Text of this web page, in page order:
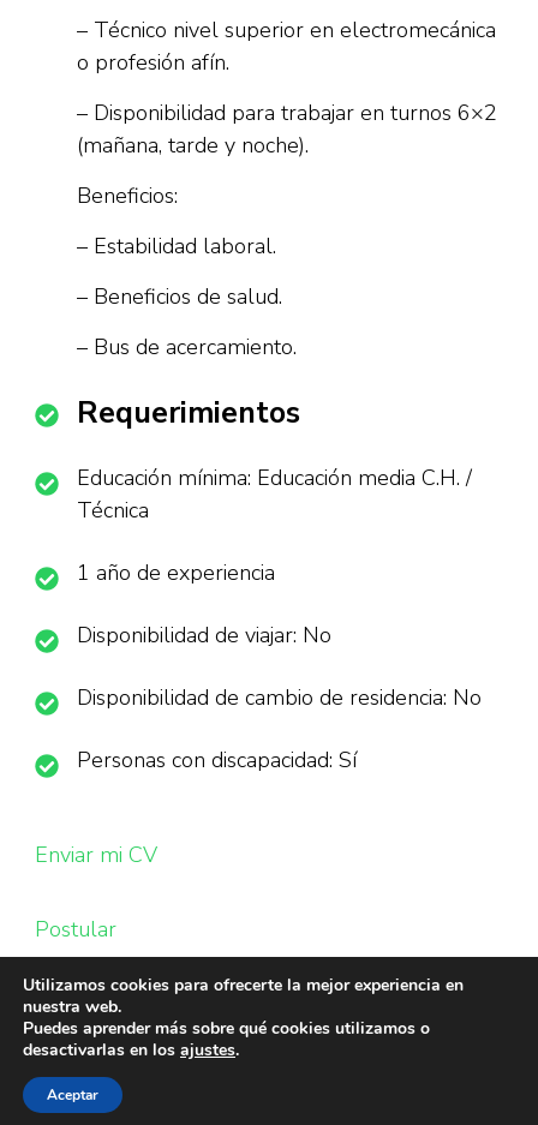
– Técnico nivel superior en electromecánica
o profesión afín.
– Disponibilidad para trabajar en turnos 6×2
(mañana, tarde y noche).
Beneficios:
– Estabilidad laboral.
– Beneficios de salud.
– Bus de acercamiento.
Requerimientos
Educación mínima: Educación media C.H. /
Técnica
1 año de experiencia
Disponibilidad de viajar: No
Disponibilidad de cambio de residencia: No
Personas con discapacidad: Sí
Enviar mi CV
Postular
Utilizamos cookies para ofrecerte la mejor experiencia en
nuestra web.
Puedes aprender más sobre qué cookies utilizamos o
desactivarlas en los ajustes.
Aceptar